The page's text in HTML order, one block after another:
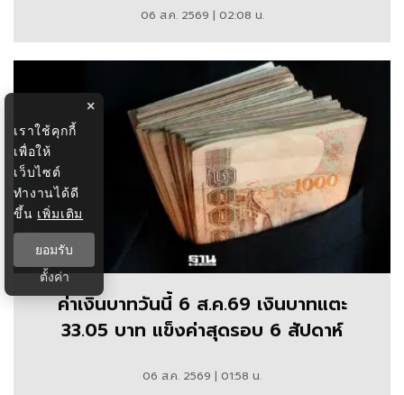
06 ส.ค. 2569 | 02:08 น.
ค่าเงินบาทวันนี้ 6 ส.ค.69 เงินบาทแตะ
33.05 บาท แข็งค่าสุดรอบ 6 สัปดาห์
06 ส.ค. 2569 | 01:58 น.
×
เราใช้คุกกี้
เพื่อให้
เว็บไซต์
ทำงานได้ดี
ขึ้น เพิ่มเติม
ยอมรับ
ตั้งค่า